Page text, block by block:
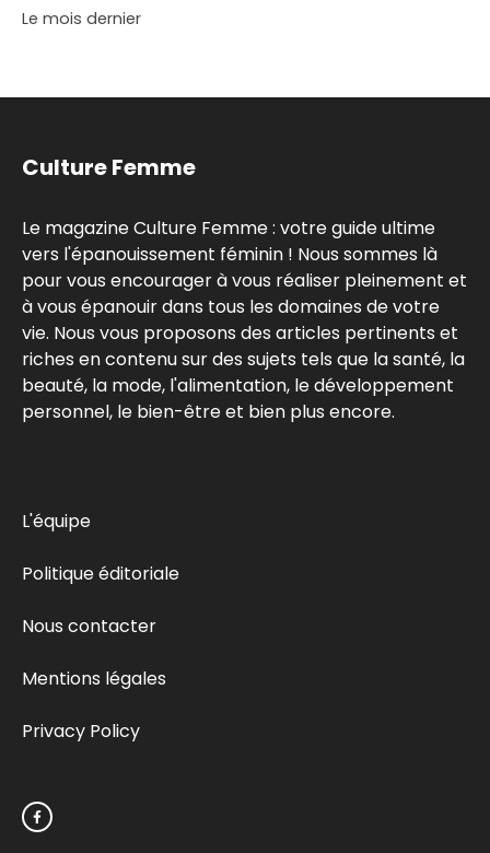
Le mois dernier
Culture Femme
Le magazine Culture Femme : votre guide ultime
vers l'épanouissement féminin ! Nous sommes là
pour vous encourager à vous réaliser pleinement et
à vous épanouir dans tous les domaines de votre
vie. Nous vous proposons des articles pertinents et
riches en contenu sur des sujets tels que la santé, la
beauté, la mode, l'alimentation, le développement
personnel, le bien-être et bien plus encore.
L'équipe
Politique éditoriale
Nous contacter
Mentions légales
Privacy Policy